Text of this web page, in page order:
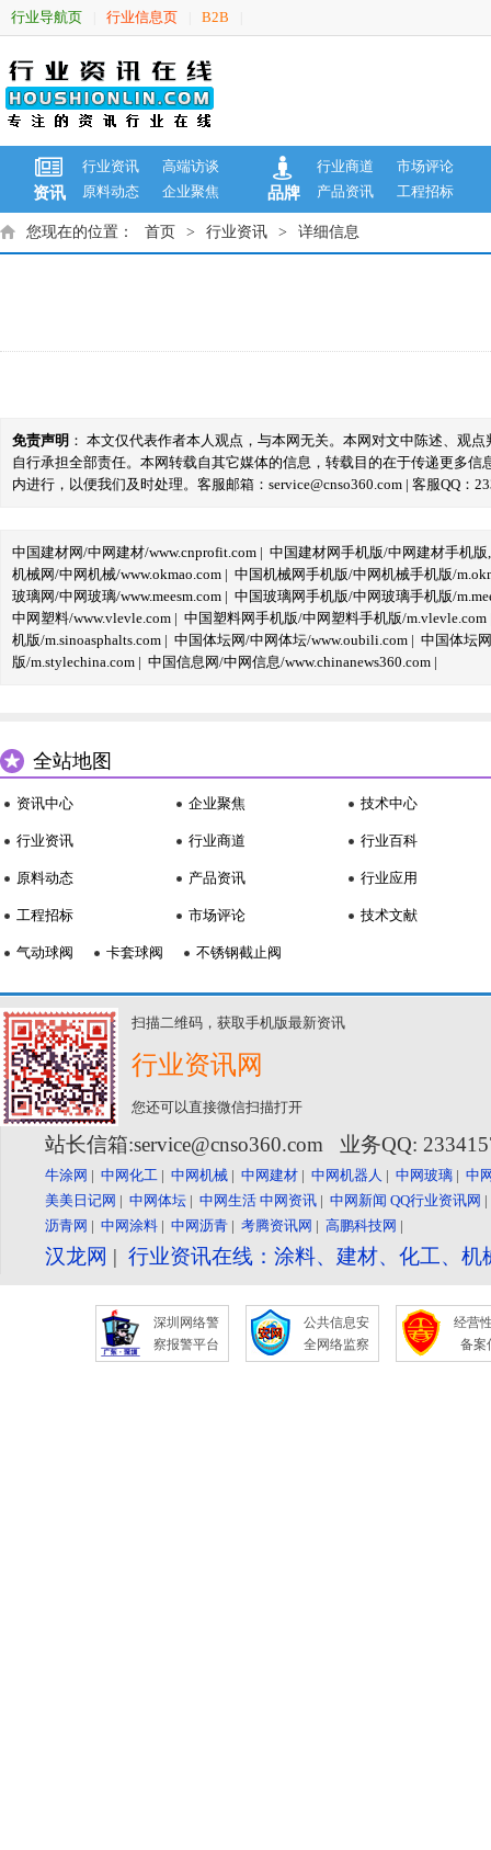
行业导航页 行业信息页 B2B
资讯
行业资讯
高端访谈
原料动态
企业聚焦 品牌
行业商道
市场评论
产品资讯
工程招标
您现在的位置： 首页 > 行业资讯 > 详细信息
免责声明 ： 本文仅代表作者本人观点，与本网无关。本网对文中陈述、观
自行承担全部责任。本网转载自其它媒体的信息，转载目的在于传递更多
内进行，以便我们及时处理。客服邮箱：service@cnso360.com | 客服QQ：
中国建材网/中网建材/www.cnprofit.com | 中国建材网手机版/中网建材手机版
机械网/中网机械/www.okmao.com | 中国机械网手机版/中网机械手机版/
玻璃网/中网玻璃/www.meesm.com | 中国玻璃网手机版/中网玻璃手机版/
中网塑料/www.vlevle.com | 中国塑料网手机版/中网塑料手机版/m.vlevle.com
机版/m.sinoasphalts.com | 中国体坛网/中网体坛/www.oubili.com | 中国体坛
版/m.stylechina.com | 中国信息网/中网信息/www.chinanews360.com |
全站地图
资讯中心
行业资讯
原料动态
工程招标
企业聚焦
行业商道
产品资讯
市场评论
技术中心
行业百科
行业应用
技术文献
气动球阀 卡套球阀 不锈钢截止阀
扫描二维码，获取手机版最新资讯
行业资讯网
您还可以直接微信扫描打开
站长信箱:service@cnso360.com 业务QQ:
牛涂网 | 中网化工 | 中网机械 | 中网建材 | 中网机器人 | 中网玻璃 | 中
美美日记网 | 中网体坛 | 中网生活 中网资讯 | 中网新闻 QQ行业资讯网
沥青网 | 中网涂料 | 中网沥青 | 考腾资讯网 | 高鹏科技网 |
汉龙网 | 行业资讯在线：涂料、建材、化工、
深圳网络警
察报警平台
公共信息安
全网络监察
经营
备案